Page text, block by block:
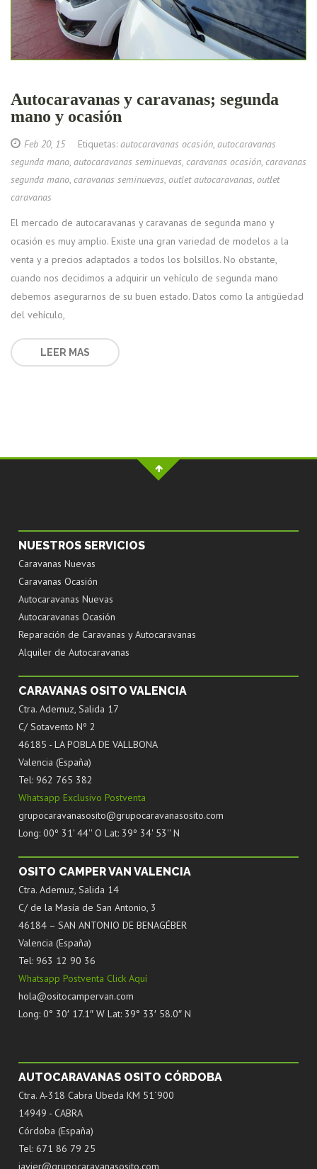
Autocaravanas y caravanas; segunda
mano y ocasión
Feb 20, 15Etiquetas: autocaravanas ocasión, autocaravanas
segunda mano, autocaravanas seminuevas, caravanas ocasión, caravanas
segunda mano, caravanas seminuevas, outlet autocaravanas, outlet
caravanas
El mercado de autocaravanas y caravanas de segunda mano y
ocasión es muy amplio. Existe una gran variedad de modelos a la
venta y a precios adaptados a todos los bolsillos. No obstante,
cuando nos decidimos a adquirir un vehículo de segunda mano
debemos asegurarnos de su buen estado. Datos como la antigüedad
del vehículo,
LEER MAS
NUESTROS SERVICIOS
Caravanas Nuevas
Caravanas Ocasión
Autocaravanas Nuevas
Autocaravanas Ocasión
Reparación de Caravanas y Autocaravanas
Alquiler de Autocaravanas
CARAVANAS OSITO VALENCIA
Ctra. Ademuz, Salida 17
C/ Sotavento Nº 2
46185 - LA POBLA DE VALLBONA
Valencia (España)
Tel: 962 765 382
Whatsapp Exclusivo Postventa
grupocaravanasosito@grupocaravanasosito.com
Long: 00º 31' 44'' O Lat: 39º 34' 53'' N
OSITO CAMPER VAN VALENCIA
Ctra. Ademuz, Salida 14
C/ de la Masía de San Antonio, 3
46184 – SAN ANTONIO DE BENAGÉBER
Valencia (España)
Tel: 963 12 90 36
Whatsapp Postventa Click Aquí
hola@ositocampervan.com
Long: 0° 30′ 17.1″ W Lat: 39° 33′ 58.0″ N
AUTOCARAVANAS OSITO CÓRDOBA
Ctra. A-318 Cabra Ubeda KM 51´900
14949 - CABRA
Córdoba (España)
Tel: 671 86 79 25
javier@grupocaravanasosito.com